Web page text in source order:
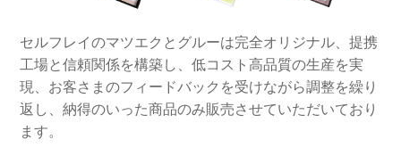
セルフレイのマツエクとグルーは完全オリジナル、提携
工場と信頼関係を構築し、低コスト高品質の生産を実
現、お客さまのフィードバックを受けながら調整を繰り
返し、納得のいった商品のみ販売させていただいており
ます。